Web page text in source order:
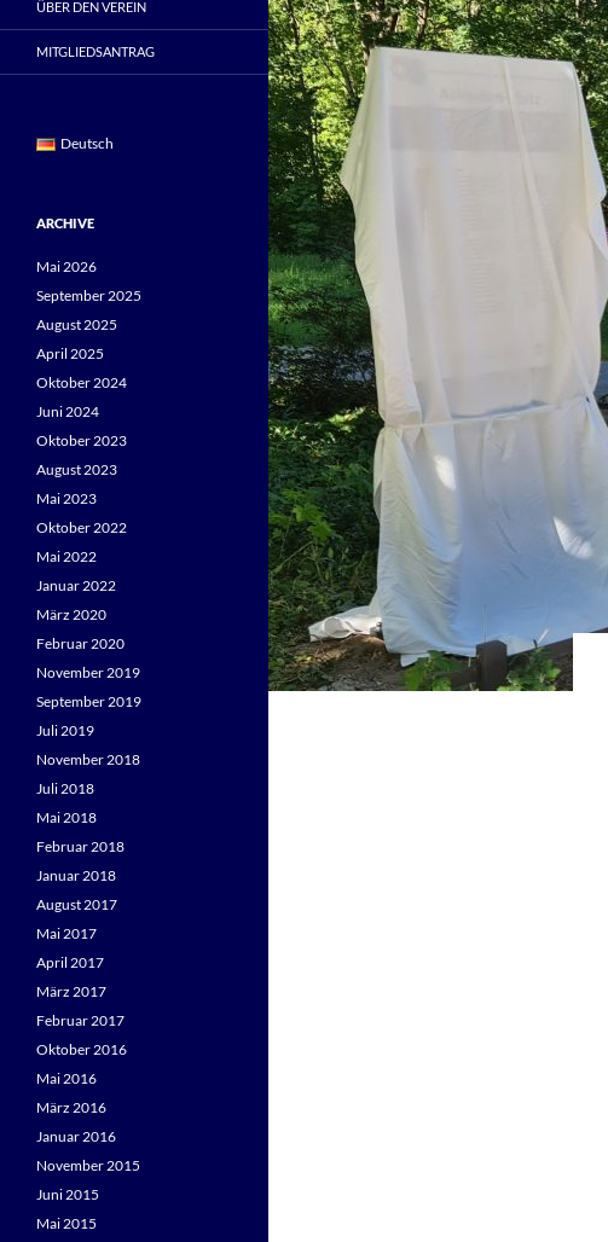
ÜBER DEN VEREIN
MITGLIEDSANTRAG
Deutsch
ARCHIVE
Mai 2026
September 2025
August 2025
April 2025
Oktober 2024
Juni 2024
Oktober 2023
August 2023
Mai 2023
Oktober 2022
Mai 2022
Januar 2022
März 2020
Februar 2020
November 2019
September 2019
Juli 2019
November 2018
Juli 2018
Mai 2018
Februar 2018
Januar 2018
August 2017
Mai 2017
April 2017
März 2017
Februar 2017
Oktober 2016
Mai 2016
März 2016
Januar 2016
November 2015
Juni 2015
Mai 2015